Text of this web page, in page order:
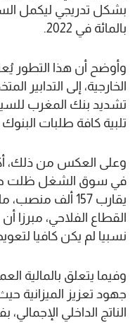
بالمائة في 2022.
وأوضح أن هذا التطور
الخارجية، إلى التدابير
تشديد بنك المغرب
تلبية كافة طلبات
وعلى العكس من ذلك،
يقارب 157 ألف
القطاع الفلاحي،
نسبيا لم يكن كافيا
وفيما يتعلق بالمالية
الناتج الداخلي الإجمالي،